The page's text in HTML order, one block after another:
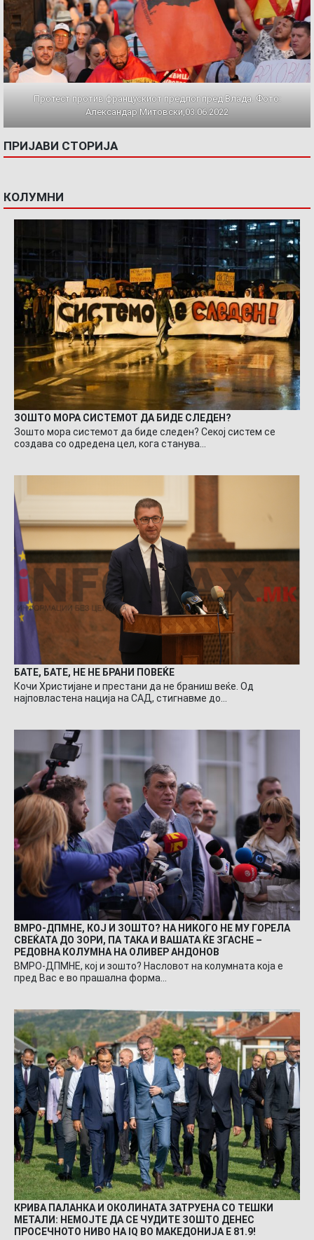
Протест против францускиот предлог пред Влада. Фото:
Александар Митовски,03.06.2022
ПРИЈАВИ СТОРИЈА
КОЛУМНИ
ЗОШТО МОРА СИСТЕМОТ ДА БИДЕ СЛЕДЕН?
Зошто мора системот да биде следен? Секој систем се
создава со одредена цел, кога станува…
БАТЕ, БАТЕ, НЕ НЕ БРАНИ ПОВЕЌЕ
Кочи Христијане и престани да не браниш веќе. Од
најповластена нација на САД, стигнавме до…
ВМРО-ДПМНЕ, КОЈ И ЗОШТО? НА НИКОГО НЕ МУ ГОРЕЛА
СВЕЌАТА ДО ЗОРИ, ПА ТАКА И ВАШАТА ЌЕ ЗГАСНЕ –
РЕДОВНА КОЛУМНА НА ОЛИВЕР АНДОНОВ
ВМРО-ДПМНЕ, кој и зошто? Насловот на колумната која е
пред Вас е во прашална форма…
КРИВА ПАЛАНКА И ОКОЛИНАТА ЗАТРУЕНА СО ТЕШКИ
МЕТАЛИ: НЕМОЈТЕ ДА СЕ ЧУДИТЕ ЗОШТО ДЕНЕС
ПРОСЕЧНОТО НИВО НА IQ ВО МАКЕДОНИЈА Е 81.9!